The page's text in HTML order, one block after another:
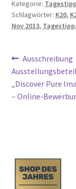
Kategorie:
Schlagwörter: K20,
Nov 2013, Tagestipp,
Vorheriger
Beitrag:
Ausschreibung
„Discover Pure
– Online-